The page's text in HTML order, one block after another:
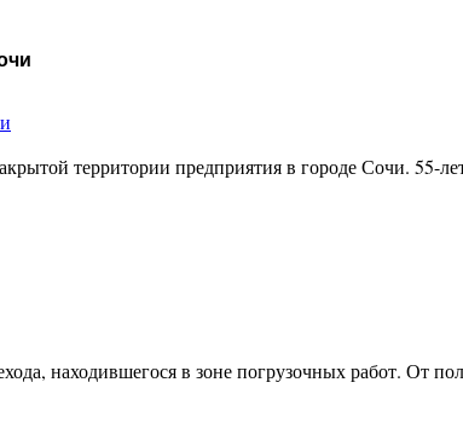
территории предприятия в городе Сочи. 55-
находившегося в зоне погрузочных работ. От